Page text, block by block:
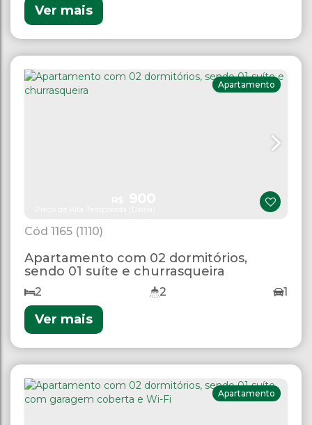
Ver mais
1165 (1110)
Apartamento
Apartamento com 02 dormitórios,
sendo 01 suíte e churrasqueira
2 2 1
Ver mais
Apartamento